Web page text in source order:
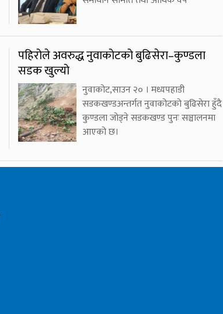
पहिरोले अवरुद्ध नुवाकोटको बुढिसेरा–कुण्डला
सडक खुल्यो
नुवाकोट,साउन २० । मध्यपहाडी
सडकखण्डअन्तर्गत नुवाकोटको बुढिसेरा हुँदै
कुण्डला जोड्ने सडकखण्ड पुनः सञ्चालनमा
आएको छ।